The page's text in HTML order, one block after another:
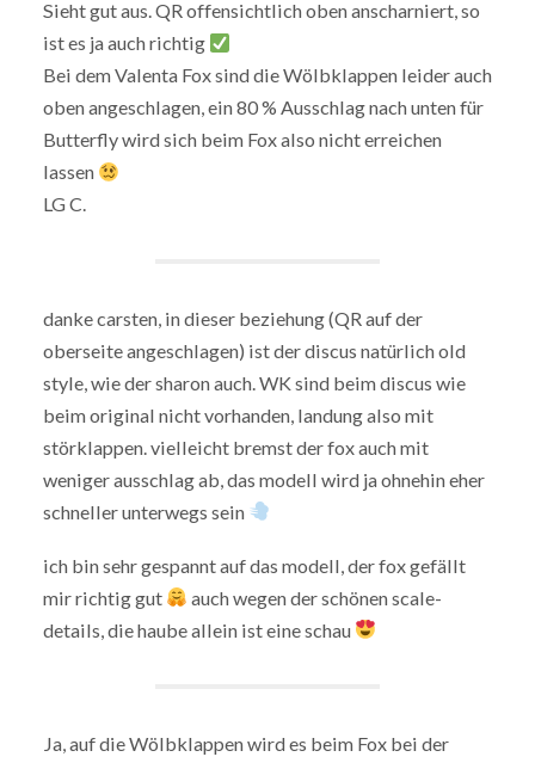
Sieht gut aus. QR offensichtlich oben anscharniert, so
ist es ja auch richtig
Bei dem Valenta Fox sind die Wölbklappen leider auch
oben angeschlagen, ein 80 % Ausschlag nach unten für
Butterfly wird sich beim Fox also nicht erreichen
lassen
LG C.
danke carsten, in dieser beziehung (QR auf der
oberseite angeschlagen) ist der discus natürlich old
style, wie der sharon auch. WK sind beim discus wie
beim original nicht vorhanden, landung also mit
störklappen. vielleicht bremst der fox auch mit
weniger ausschlag ab, das modell wird ja ohnehin eher
schneller unterwegs sein
ich bin sehr gespannt auf das modell, der fox gefällt
mir richtig gut
auch wegen der schönen scale-
details, die haube allein ist eine schau
Ja, auf die Wölbklappen wird es beim Fox bei der